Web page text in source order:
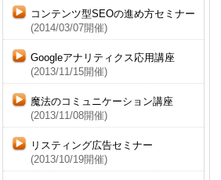
コンテンツ型SEOの進め方セミナー
(2014/03/07開催)
Googleアナリティクス応用講座
(2013/11/15開催)
魔法のコミュニケーション講座
(2013/11/08開催)
リスティング広告セミナー
(2013/10/19開催)